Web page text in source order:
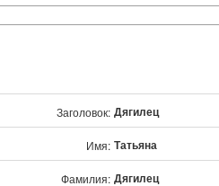
Заголовок: Дягилец
Имя: Татьяна
Фамилия: Дягилец